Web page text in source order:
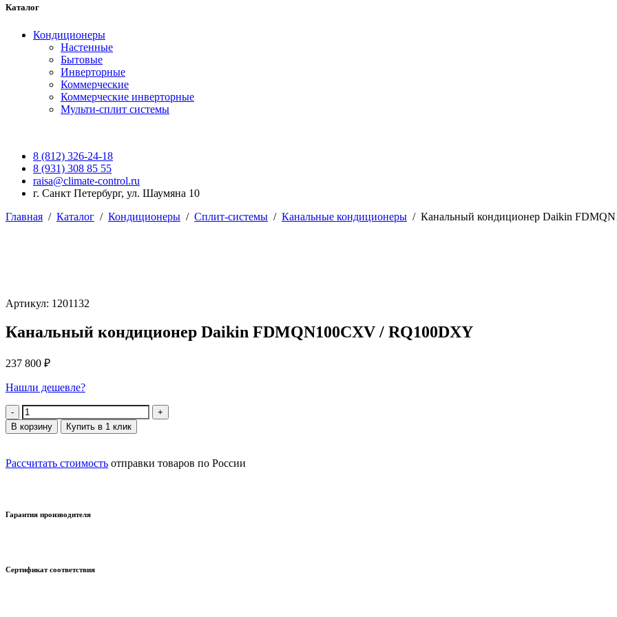
Каталог
Кондиционеры
Настенные
Бытовые
Инверторные
Коммерческие
Коммерческие инверторные
Мульти-сплит системы
8 (812) 326-24-18
8 (931) 308 85 55
raisa@climate-control.ru
г. Санкт Петербург, ул. Шаумяна 10
Главная / Каталог / Кондиционеры / Сплит-системы / Канальные кондиционеры / Канальный кондиционер Daikin
Артикул: 1201132
Канальный кондиционер Daikin FDMQN100CXV / RQ100DXY
237 800 ₽
Нашли дешевле?
Количество
В корзину Купить в 1 клик
Рассчитать стоимость отправки товаров по России
Гарантия производителя
Сертификат соответствия